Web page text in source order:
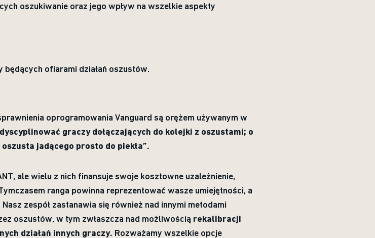
oszukiwanie oraz jego wpływ na wszelkie aspekty
ofiarami działań oszustów.
oprogramowania Vanguard są orężem używanym w
graczy dołączających do kolejki z oszustami; o
jadącego prosto do piekła”.
ale wielu z nich finansuje swoje kosztowne uzależnienie,
ranga powinna reprezentować wasze umiejętności, a
zespół zastanawia się również nad innymi metodami
oszustów, w tym zwłaszcza nad możliwością rekalibracji
działań innych graczy. Rozważamy wszelkie opcje